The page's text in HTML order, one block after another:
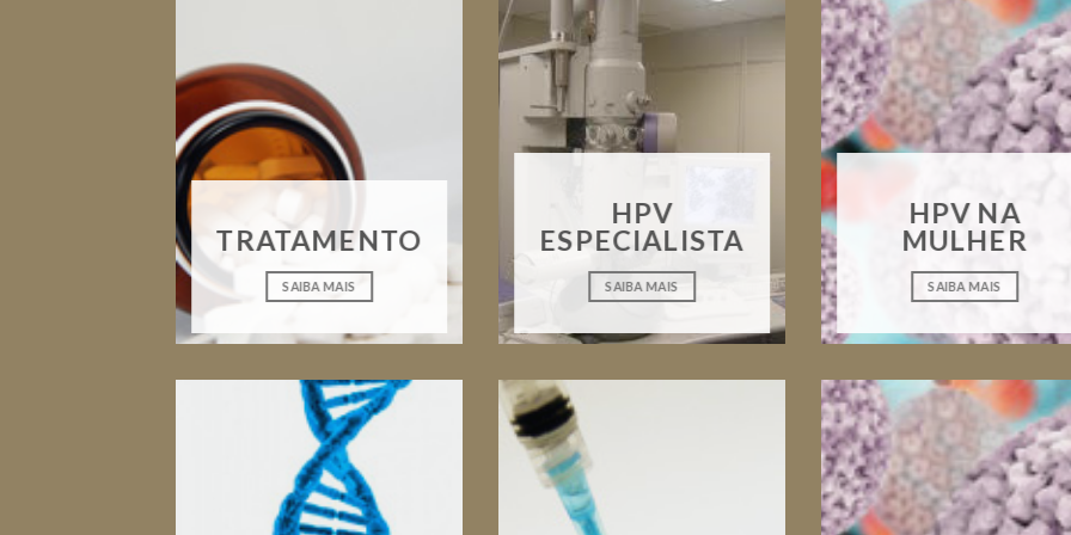
TRATAMENTO
SAIBA MAIS
HPV
ESPECIALISTA
SAIBA MAIS
HPV NA
MULHER
SAIBA MAIS